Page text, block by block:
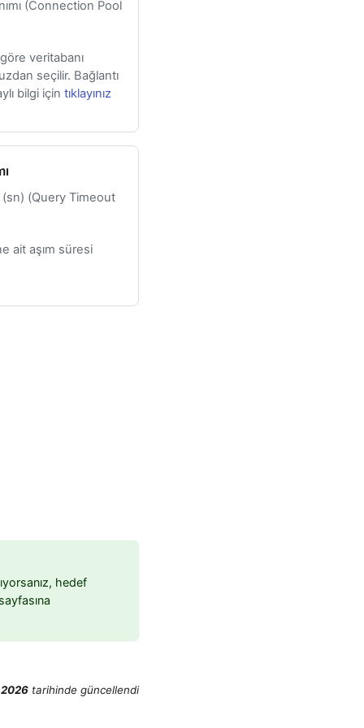
(Connection Pool
veritabanı
seçilir. Bağlantı
bilgi için tıklayınız
(sn) (Query Timeout
ait aşım süresi
hedef
sayfasına
tarihinde güncellendi